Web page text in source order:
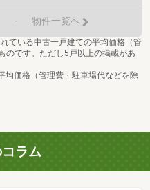
- 物件一覧へ
ている中古一戸建ての平均価格（管
のです。ただし5戸以上の掲載があ
均価格（管理費・駐車場代などを除
ラム